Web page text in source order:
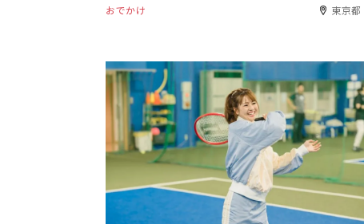
おでかけ 東京都